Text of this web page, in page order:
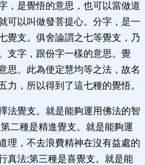
，是覺悟的意思，也可以當做道
可以叫做發菩提心。分字，是一
覺支。俱舍論謂之七等覺支，乃
支字，跟份字一樣的意思。覺
思。此為使定慧均等之法，故名
力，所以得到了這七種的覺悟。
法覺支。就是能夠運用佛法的智
二種是精進覺支。就是能夠運
理，不去浪費精神在沒有益處的
真法;第三種是喜覺支。就是能